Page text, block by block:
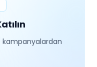
kampanyalardan